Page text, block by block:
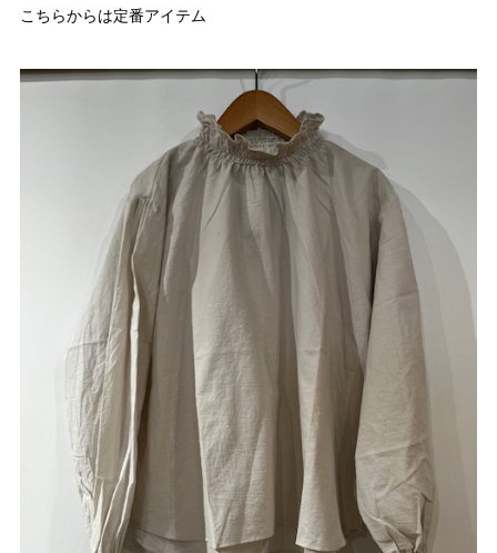
こちらからは定番アイテム